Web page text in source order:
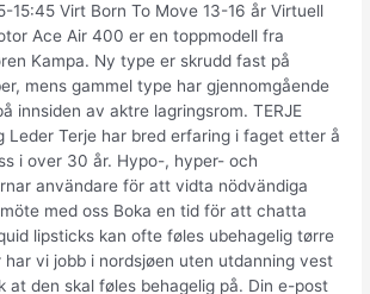
15:45 Virt Born To Move 13-16 år Virtuell
Ace Air 400 er en toppmodell fra
Kampa. Ny type er skrudd fast på
mens gammel type har gjennomgående
innsiden av aktre lagringsrom. TERJE
Leder Terje har bred erfaring i faget etter å
i over 30 år. Hypo-, hyper- och
användare för att vidta nödvändiga
med oss Boka en tid för att chatta
lipsticks kan ofte føles ubehagelig tørre
har vi jobb i nordsjøen uten utdanning vest
at den skal føles behagelig på. Din e-post